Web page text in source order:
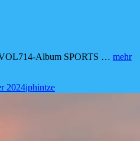
VOL714-Album SPORTS … mehr
2024By
Byline
jphintze